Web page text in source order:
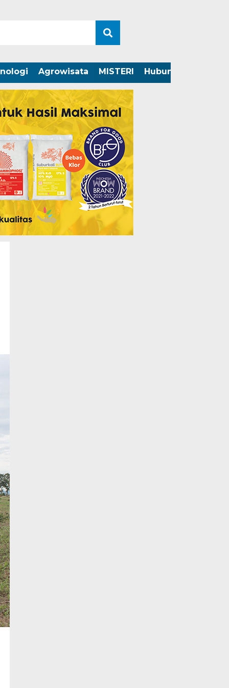
Agrowisata MISTERI Hubungi Kami